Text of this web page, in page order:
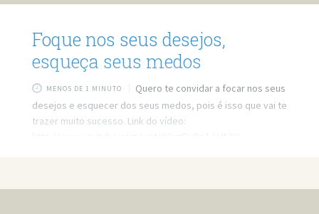
Foque nos seus desejos,
esqueça seus medos
MENOS DE 1 MINUTO
Quero te convidar a focar nos seus
desejos e esquecer dos seus medos, pois é isso que vai te
trazer muito sucesso. Link do vídeo: